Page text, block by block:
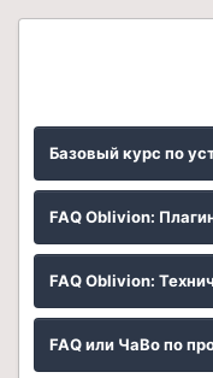
Базовый курс по
FAQ Oblivion:
FAQ Oblivion:
FAQ или ЧаВо по